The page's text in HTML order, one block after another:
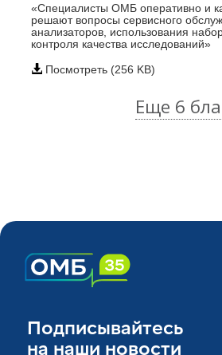
«Специалисты ОМБ оперативно и
решают вопросы сервисного
анализаторов, использования
контроля качества исследований»
Посмотреть (256 KB)
Еще 6
Подписывайтесь
на наши новости